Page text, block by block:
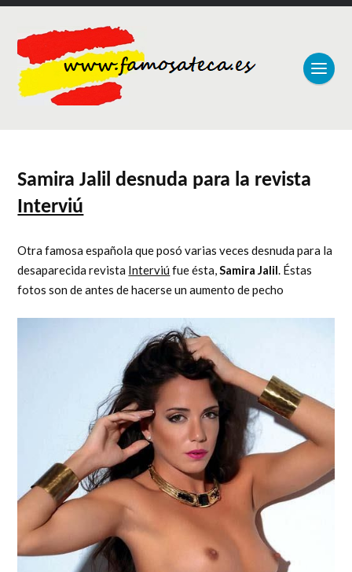
Samira Jalil desnuda para la revista
Interviú
Otra famosa española que posó varias veces desnuda para la
desaparecida revista Interviú fue ésta,Samira Jalil. Éstas
fotos son de antes de hacerse un aumento de pecho